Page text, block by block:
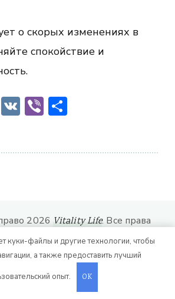
о скорых изменениях в
спокойствие и
WhatsApp
VKViber
2026 Vitality Life. Все права
CoachPress Lite | от автора
. На платформеWordPress.
куки-файлы и другие технологии, чтобы
а также предоставить лучший
опыт.
OK